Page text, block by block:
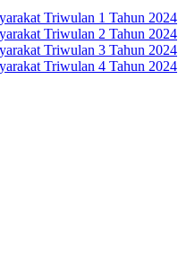
Triwulan 1 Tahun 2024
Triwulan 2 Tahun 2024
Triwulan 3 Tahun 2024
Triwulan 4 Tahun 2024